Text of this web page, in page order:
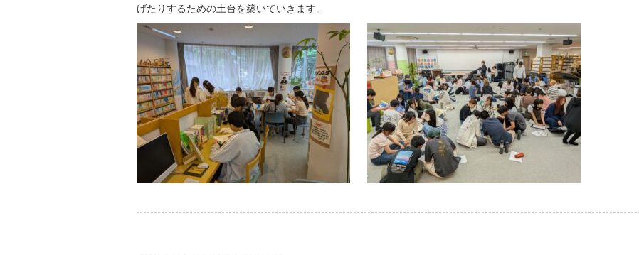
げたりするための土台を築いていきます。